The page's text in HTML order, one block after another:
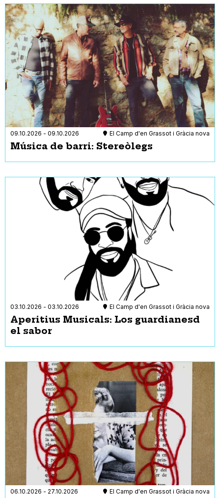
09.10.2026 - 09.10.2026 El Camp d'en Grassot i Gràcia nova
Música de barri: Stereòlegs
03.10.2026 - 03.10.2026 El Camp d'en Grassot i Gràcia nova
Aperitius Musicals: Los guardianesd
el sabor
06.10.2026 - 27.10.2026 El Camp d'en Grassot i Gràcia nova